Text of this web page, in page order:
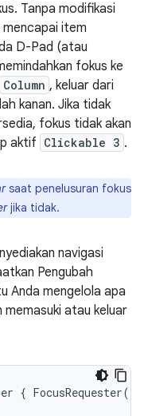
Tanpa modifikasi
item
D-Pad (atau
fokus ke
Column , keluar dari
kanan. Jika tidak
fokus tidak akan
aktif Clickable 3 .
saat penelusuran fokus
jika tidak.
navigasi
Pengubah
Anda mengelola apa
atau keluar
{ FocusRequester()